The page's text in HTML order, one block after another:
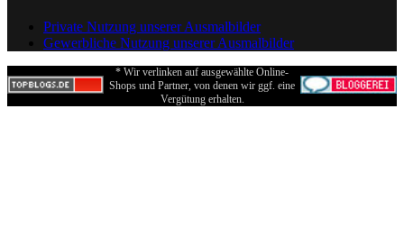
Private Nutzung unserer Ausmalbilder
Gewerbliche Nutzung unserer Ausmalbilder
* Wir verlinken auf ausgewählte Online-
Shops und Partner, von denen wir ggf. eine
Vergütung erhalten.